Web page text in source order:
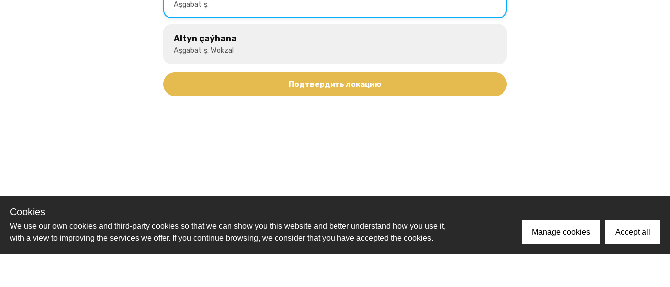
Aşgabat ş.
Altyn çaýhana
Aşgabat ş. Wokzal
Подтвердить локацию
Cookies
We use our own cookies and third-party cookies so that we can show you this website and better understand how you use it,
with a view to improving the services we offer. If you continue browsing, we consider that you have accepted the cookies.
Manage cookies Accept all